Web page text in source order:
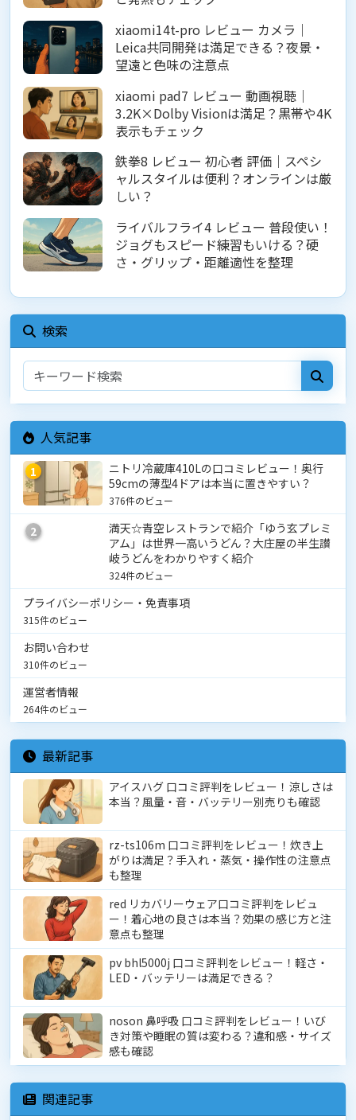
xiaomi14t-pro レビュー カメラ｜
Leica共同開発は満足できる？夜景・
望遠と色味の注意点
xiaomi pad7 レビュー 動画視聴｜
3.2K×Dolby Visionは満足？黒帯や4K
表示もチェック
鉄拳8 レビュー 初心者 評価｜スペシ
ャルスタイルは便利？オンラインは厳
しい？
ライバルフライ4 レビュー 普段使い！
ジョグもスピード練習もいける？硬
さ・グリップ・距離適性を整理
検索
人気記事
1
ニトリ冷蔵庫410Lの口コミレビュー！奥行
59cmの薄型4ドアは本当に置きやすい？
376件のビュー
2
満天☆青空レストランで紹介「ゆう玄プレミ
アム」は世界一高いうどん？大庄屋の半生讃
岐うどんをわかりやすく紹介
324件のビュー
プライバシーポリシー・免責事項
315件のビュー
お問い合わせ
310件のビュー
運営者情報
264件のビュー
最新記事
アイスハグ 口コミ評判をレビュー！涼しさは
本当？風量・音・バッテリー別売りも確認
rz-ts106m 口コミ評判をレビュー！炊き上
がりは満足？手入れ・蒸気・操作性の注意点
も整理
red リカバリーウェア口コミ評判をレビュ
ー！着心地の良さは本当？効果の感じ方と注
意点も整理
pv bhl5000j 口コミ評判をレビュー！軽さ・
LED・バッテリーは満足できる？
noson 鼻呼吸 口コミ評判をレビュー！いび
き対策や睡眠の質は変わる？違和感・サイズ
感も確認
関連記事